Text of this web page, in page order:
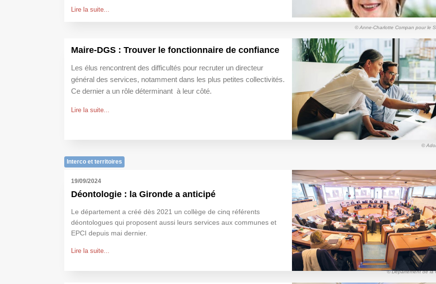
Lire la suite...
© Anne-Charlotte Compan pour le
Maire-DGS : Trouver le fonctionnaire de confiance
Les élus rencontrent des difficultés pour recruter un directeur
général des services, notamment dans les plus petites collectivités.
Ce dernier a un rôle déterminant à leur côté.
Lire la suite...
©
Interco et territoires
19/09/2024
Déontologie : la Gironde a anticipé
Le département a créé dès 2021 un collège de cinq référents
déontologues qui proposent aussi leurs services aux communes et
EPCI depuis mai dernier.
Lire la suite...
© Département de la